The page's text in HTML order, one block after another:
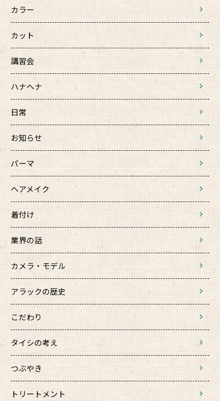
カラー
カット
講習会
ハナヘナ
日常
お知らせ
パーマ
ヘアメイク
着付け
業界の話
カメラ・モデル
アラックの歴史
こだわり
タイシの考え
つぶやき
トリートメント